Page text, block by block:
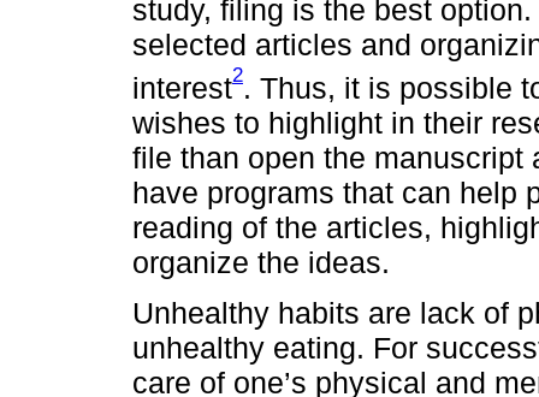
study, filing is the best
selected articles and
interest2. Thus, it is possible
wishes to highlight in their
file than open the manuscript
have programs that can help
reading of the articles,
organize the ideas.
Unhealthy habits are lack of
unhealthy eating. For
care of one’s physical and